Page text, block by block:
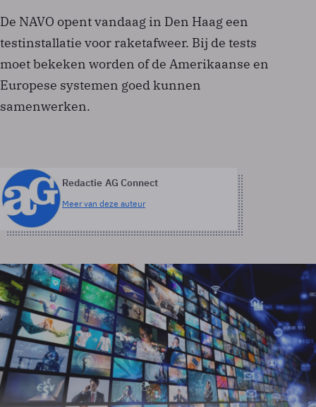
De NAVO opent vandaag in Den Haag een
testinstallatie voor raketafweer. Bij de tests
moet bekeken worden of de Amerikaanse en
Europese systemen goed kunnen
samenwerken.
Redactie AG Connect
Meer van deze auteur